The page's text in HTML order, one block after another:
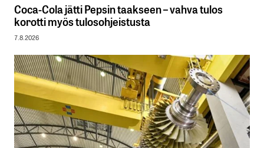
Coca-Cola jätti Pepsin taakseen – vahva tulos
korotti myös tulosohjeistusta
7.8.2026